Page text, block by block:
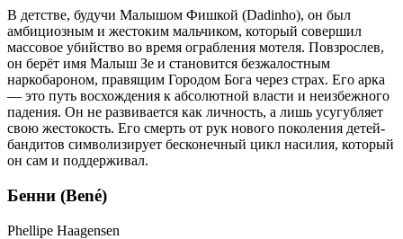
В детстве, будучи Малышом Фишкой (Dadinho), он был
амбициозным и жестоким мальчиком, который совершил
массовое убийство во время ограбления мотеля. Повзрослев,
он берёт имя Малыш Зе и становится безжалостным
наркобароном, правящим Городом Бога через страх. Его арка
— это путь восхождения к абсолютной власти и неизбежного
падения. Он не развивается как личность, а лишь усугубляет
свою жестокость. Его смерть от рук нового поколения детей-
бандитов символизирует бесконечный цикл насилия, который
он сам и поддерживал.
Бенни (Bené)
Phellipe Haagensen